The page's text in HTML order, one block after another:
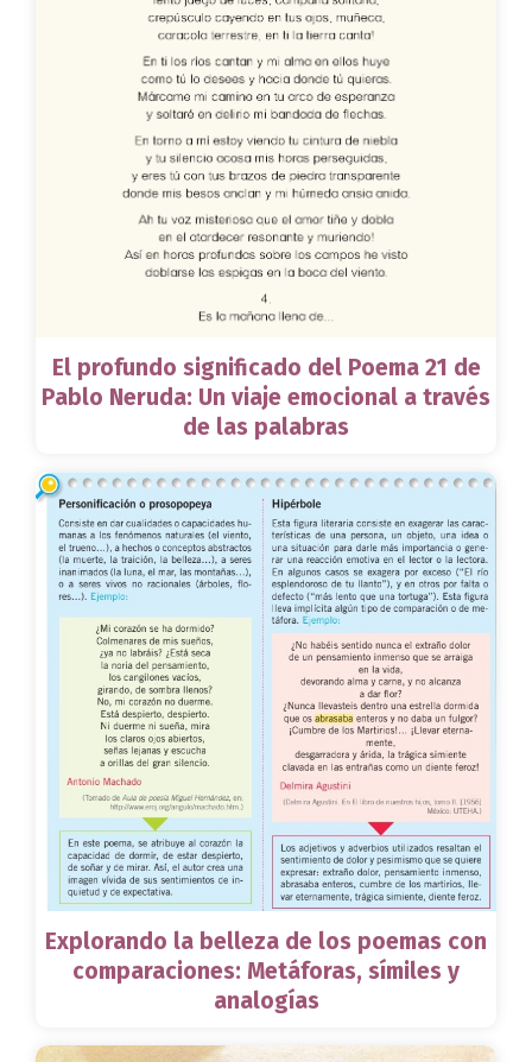
El profundo significado del Poema 21 de
Pablo Neruda: Un viaje emocional a través
de las palabras
Explorando la belleza de los poemas con
comparaciones: Metáforas, símiles y
analogías